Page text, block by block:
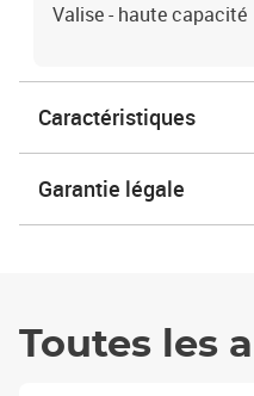
Valise - haute capacité
Caractéristiques
Garantie légale
Toutes les